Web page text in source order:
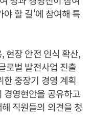
야 할 길'에 참여해 특
현장 안전 인식 확산,
로벌 발전사업 진출
한 중장기 경영 계획
경영현안을 공유하고
직원들의 의견을 청